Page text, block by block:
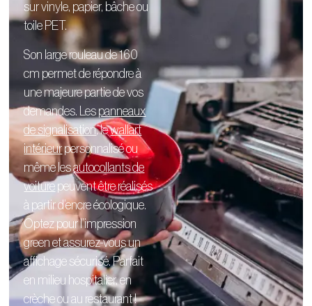
sur vinyle, papier, bâche ou
toile PET.
Son large rouleau de 160
cm permet de répondre à
une majeure partie de vos
demandes. Les panneaux
de signalisation, lewallart
intérieurpersonnaliséou
même lesautocollants de
voiture peuvent être réalisés
à partir d’encre écologique.
Optez pour l’impression
green et assurez-vous un
affichage sécurisé. Parfait
en milieu hospitalier, en
crèche ou au restaurant !